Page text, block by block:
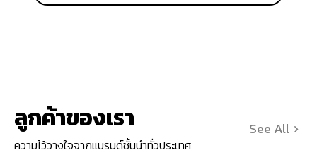
ลูกค้าของเรา
ความไว้วางใจจากแบรนด์ชั้นนำทั่วประเทศ
See All